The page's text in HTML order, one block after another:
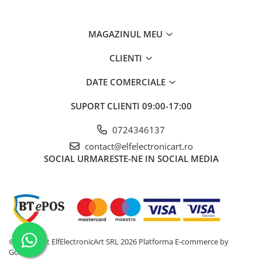
±(0,8% + 5 cifre)
1μA... 2mA, 20mA, 200mA, 20A
Precizia
continuu
±(0,8% + 3 cifre)
Interval de
măsurare a
curentului
alternativ
1μA... 2mA, 20mA, 200mA, 20A
MAGAZINUL MEU
CLIENTI
DATE COMERCIALE
SUPORT CLIENTI 09:00-17:00
0724346137
contact@elfelectronicart.ro
SOCIAL URMARESTE-NE IN SOCIAL MEDIA
©Copyright ElfElectronicArt SRL 2026 Platforma E-commerce by
Gomag